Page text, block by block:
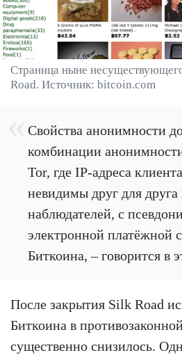
Страница ныне
Road. Источник: bitcoin.com
Свойства анонимности
комбинации
Tor, где IP-адреса
невидимы друг для
наблюдателей, с
электронной платёжной
Биткоина, – говорится в
После закрытия Silk Road
Биткоина в
существенно снизилось.